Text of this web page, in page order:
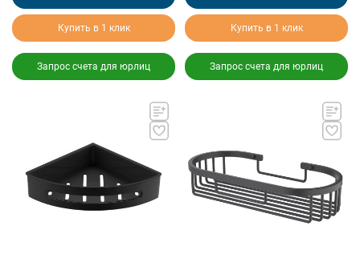
Купить в 1 клик
Запрос счета для юрлиц
Купить в 1 клик
Запрос счета для юрлиц